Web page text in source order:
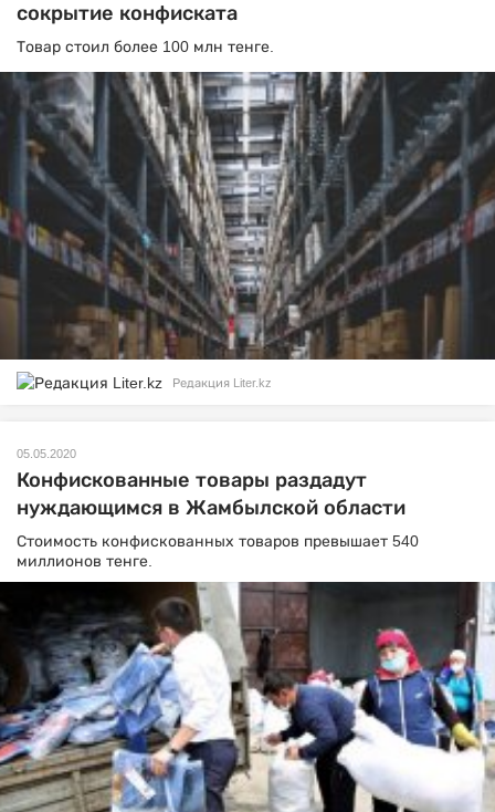
сокрытие конфиската
Товар стоил более 100 млн тенге.
Редакция Liter.kz
05.05.2020
Конфискованные товары раздадут
нуждающимся в Жамбылской области
Стоимость конфискованных товаров превышает 540
миллионов тенге.